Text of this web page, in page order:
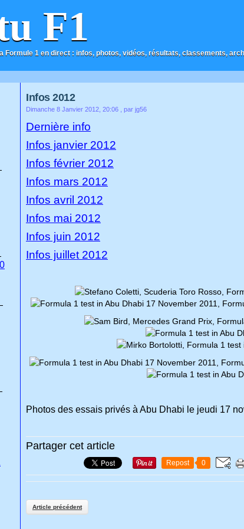
F1
Formule 1 en direct : infos, photos, vidéos, résultats, classements,
Infos 2012
Dimanche 8 Janvier 2012, 20:06 , par jg56
Dernière info
Infos janvier 2012
Infos février 2012
Infos mars 2012
Infos avril 2012
Infos mai 2012
Infos juin 2012
Infos juillet 2012
Photos des essais privés à Abu Dhabi le jeudi 17
Partager cet article
Repost 0
Article précédent